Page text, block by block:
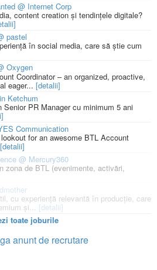
@ Internet Corp
content creation și tendințele digitale?
pastel
în social media, care să știe cum
Oxygen
Coordinator – an organized, proactive,
eager... [detalii]
Ketchum
PR Manager cu minimum 5 ani
Communication
for an awesome BTL Account
[detalii]
@ Mercury360
zona de BTL (evenimente, activări,
cu experiență relevantă în producție, care
și... [detalii]
toate joburile
anunt de recrutare